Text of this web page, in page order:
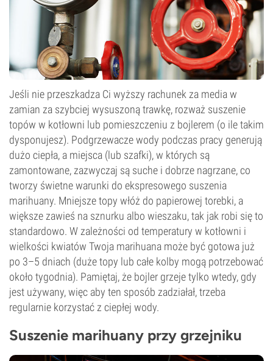
Jeśli nie przeszkadza Ci wyższy rachunek za media w
zamian za szybciej wysuszoną trawkę, rozważ suszenie
topów w kotłowni lub pomieszczeniu z bojlerem (o ile takim
dysponujesz). Podgrzewacze wody podczas pracy generują
dużo ciepła, a miejsca (lub szafki), w których są
zamontowane, zazwyczaj są suche i dobrze nagrzane, co
tworzy świetne warunki do ekspresowego suszenia
marihuany. Mniejsze topy włóż do papierowej torebki, a
większe zawieś na sznurku albo wieszaku, tak jak robi się to
standardowo. W zależności od temperatury w kotłowni i
wielkości kwiatów Twoja marihuana może być gotowa już
po 3–5 dniach (duże topy lub całe kolby mogą potrzebować
około tygodnia). Pamiętaj, że bojler grzeje tylko wtedy, gdy
jest używany, więc aby ten sposób zadziałał, trzeba
regularnie korzystać z ciepłej wody.
Suszenie marihuany przy grzejniku